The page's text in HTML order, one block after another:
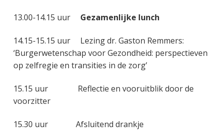
13.00-14.15 uur Gezamenlijke lunch
14.15-15.15 uur Lezing dr. Gaston Remmers:
‘Burgerwetenschap voor Gezondheid: perspectieven
op zelfregie en transities in de zorg’
15.15 uur Reflectie en vooruitblik door de
voorzitter
15.30 uur Afsluitend drankje